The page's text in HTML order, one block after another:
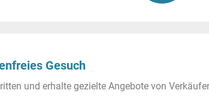
Gesuch
und erhalte gezielte Angebote von